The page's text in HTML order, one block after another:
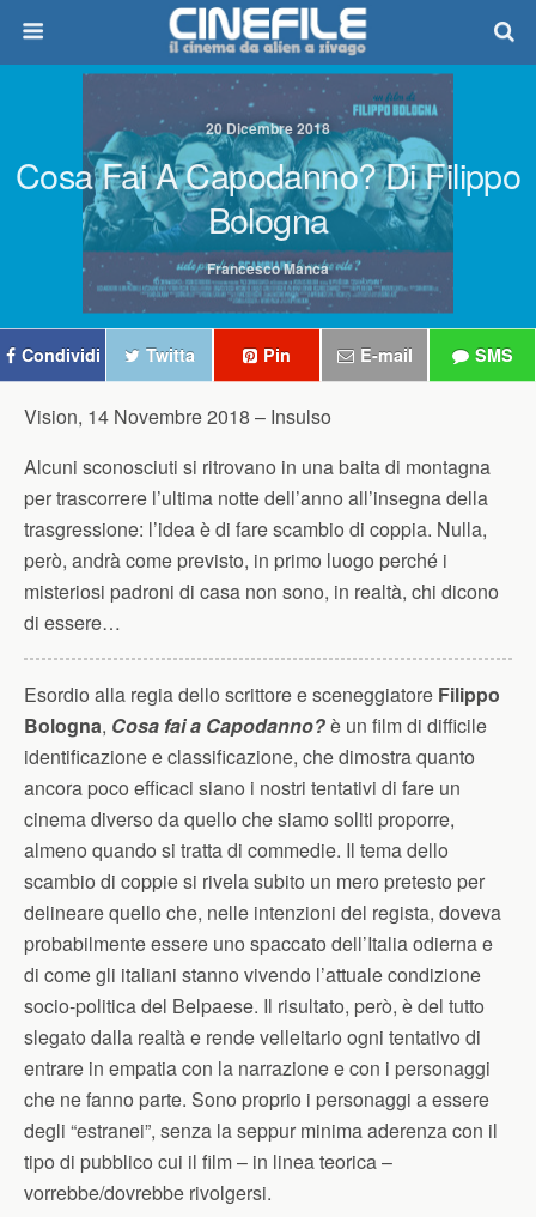
20 Dicembre 2018
Cosa Fai A Capodanno? Di Filippo
Bologna
Francesco Manca
Condividi Twitta Pin E-mail SMS
Vision, 14 Novembre 2018 – Insulso
Alcuni sconosciuti si ritrovano in una baita di montagna
per trascorrere l’ultima notte dell’anno all’insegna della
trasgressione: l’idea è di fare scambio di coppia. Nulla,
però, andrà come previsto, in primo luogo perché i
misteriosi padroni di casa non sono, in realtà, chi dicono
di essere…
Esordio alla regia dello scrittore e sceneggiatore Filippo
Bologna, Cosa fai a Capodanno?è un film di difficile
identificazione e classificazione, che dimostra quanto
ancora poco efficaci siano i nostri tentativi di fare un
cinema diverso da quello che siamo soliti proporre,
almeno quando si tratta di commedie. Il tema dello
scambio di coppie si rivela subito un mero pretesto per
delineare quello che, nelle intenzioni del regista, doveva
probabilmente essere uno spaccato dell’Italia odierna e
di come gli italiani stanno vivendo l’attuale condizione
socio-politica del Belpaese. Il risultato, però, è del tutto
slegato dalla realtà e rende velleitario ogni tentativo di
entrare in empatia con la narrazione e con i personaggi
che ne fanno parte. Sono proprio i personaggi a essere
degli “estranei”, senza la seppur minima aderenza con il
tipo di pubblico cui il film – in linea teorica –
vorrebbe/dovrebbe rivolgersi.